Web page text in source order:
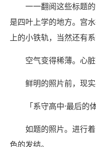
一一翻阅这些标题
是四叶上学的地方。宫
上的小铁轨，当然还有
空气变得稀薄。心
鲜明的照片前，现
「系守高中·最后的
如题的照片。进行
色的发结。